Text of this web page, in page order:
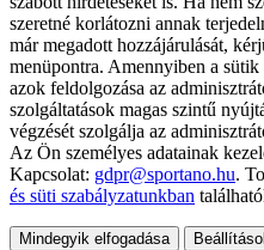
szeretné korlátozni annak
már megadott hozzájárulását,
menüpontra. Amennyiben a sütik
azok feldolgozása az
szolgáltatások magas szintű
végzését szolgálja az
Az Ön személyes adatainak
Kapcsolat: gdpr@sportano.hu.
és süti szabályzatunkban
Mindegyik elfogadása